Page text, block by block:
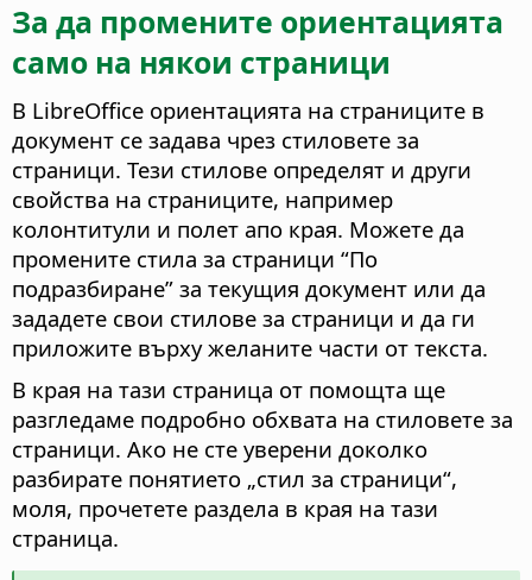
За да промените ориентацията
само на някои страници
В LibreOffice ориентацията на страниците в
документ се задава чрез стиловете за
страници. Тези стилове определят и други
свойства на страниците, например
колонтитули и полет апо края. Можете да
промените стила за страници “По
подразбиране” за текущия документ или да
зададете свои стилове за страници и да ги
приложите върху желаните части от текста.
В края на тази страница от помощта ще
разгледаме подробно обхвата на стиловете за
страници. Ако не сте уверени доколко
разбирате понятието „стил за страници“,
моля, прочетете раздела в края на тази
страница.